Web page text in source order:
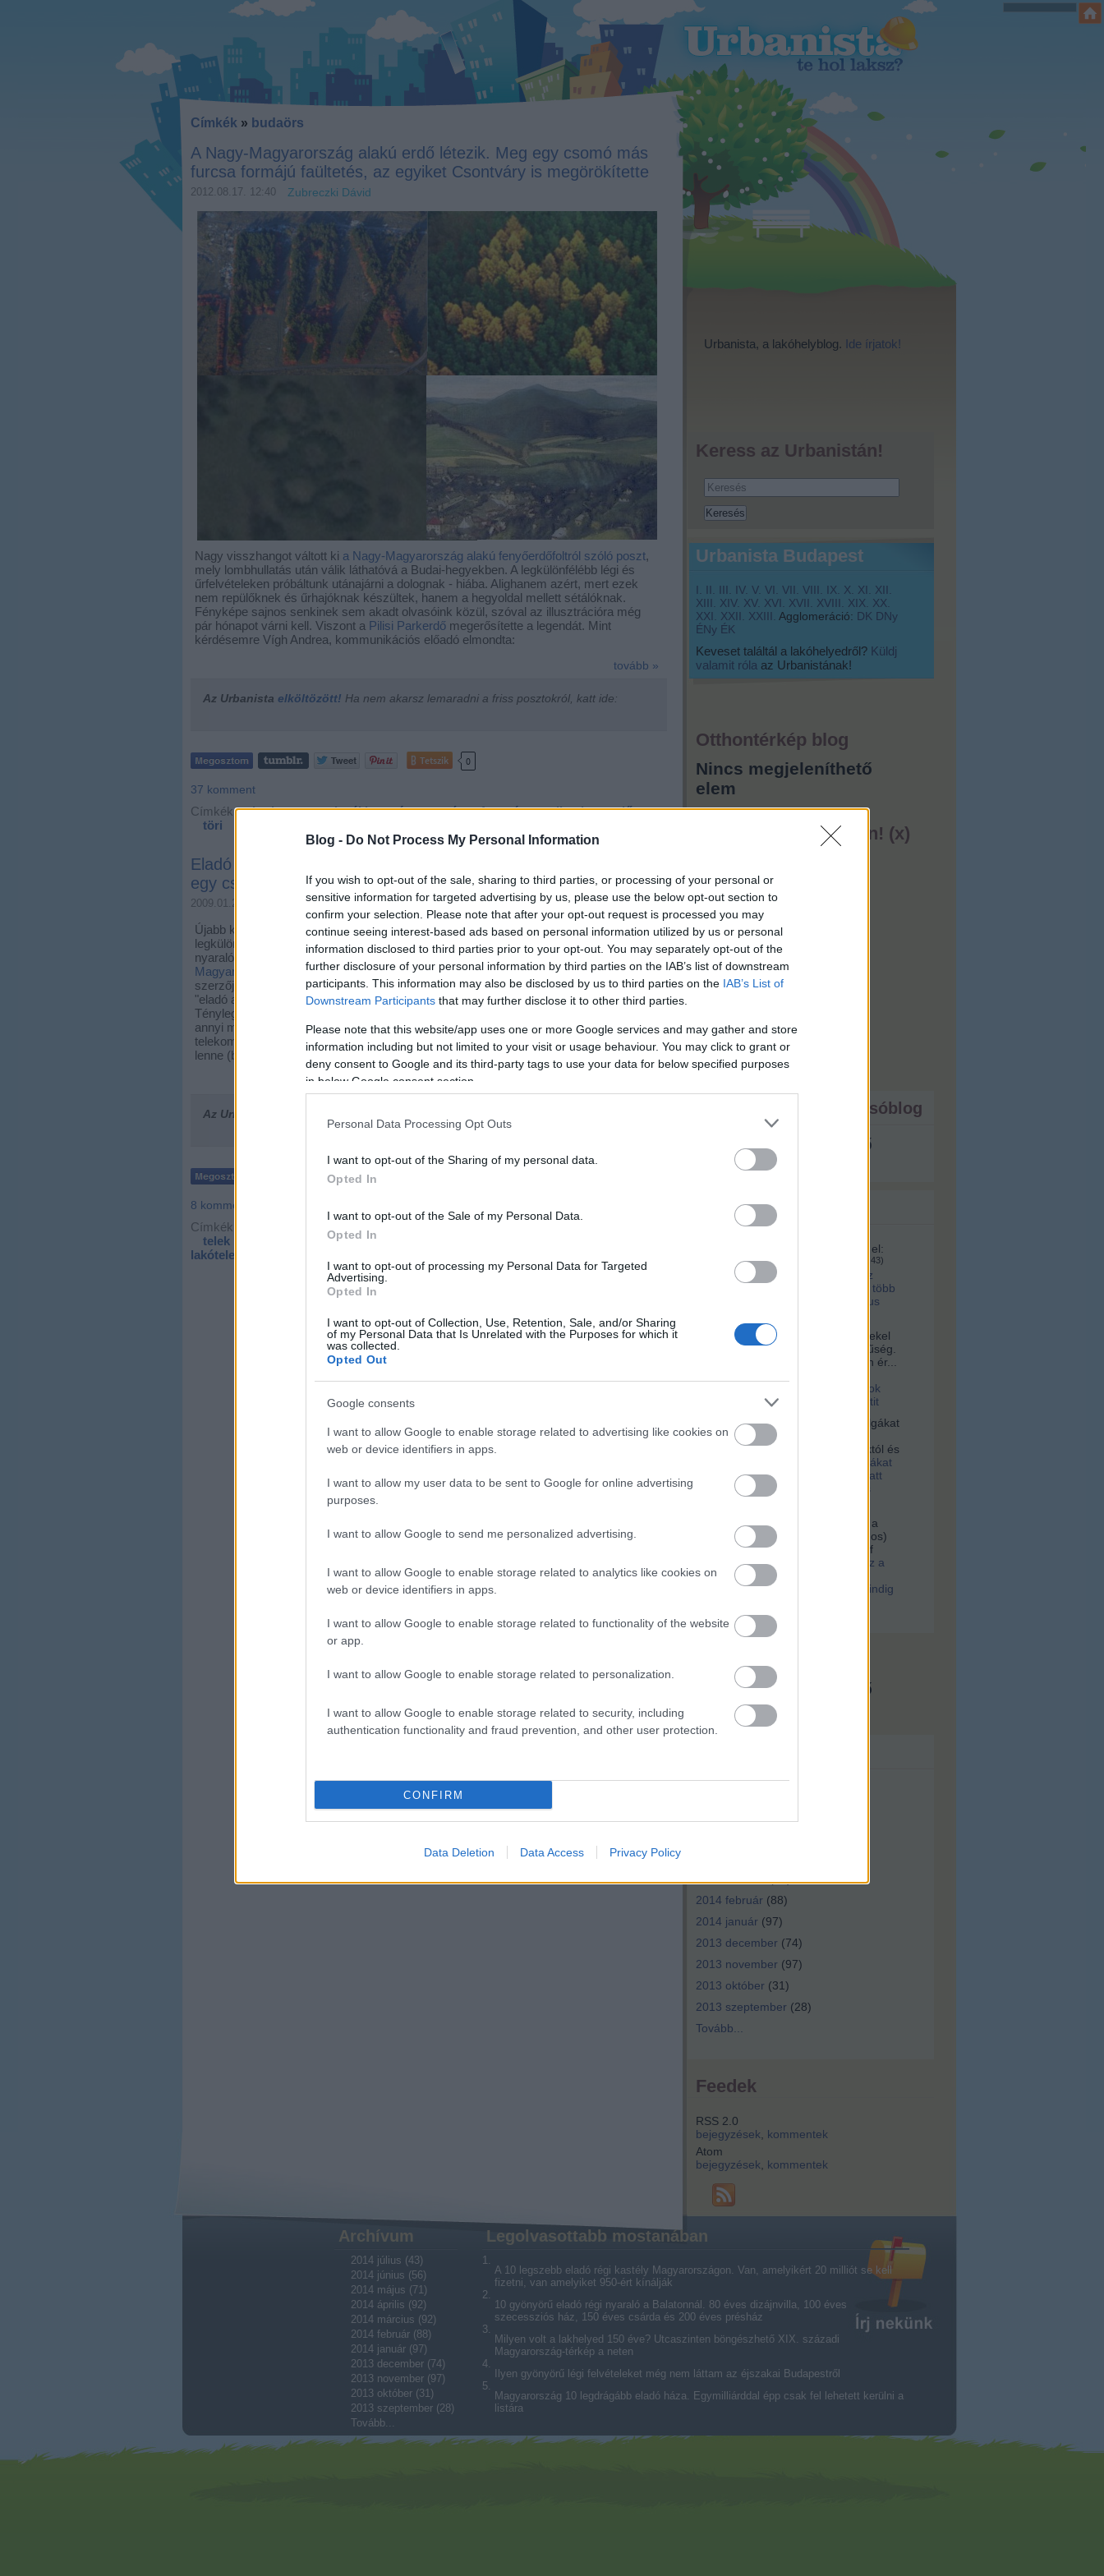
Blog - Do Not Process My Personal Information
If you wish to opt-out of the sale, sharing to third parties, or processing of your personal or
sensitive information for targeted advertising by us, please use the below opt-out section to
confirm your selection. Please note that after your opt-out request is processed you may
continue seeing interest-based ads based on personal information utilized by us or personal
information disclosed to third parties prior to your opt-out. You may separately opt-out of the
further disclosure of your personal information by third parties on the IAB’s list of downstream
participants. This information may also be disclosed by us to third parties on the IAB’s List of
Downstream Participants that may further disclose it to other third parties.
Please note that this website/app uses one or more Google services and may gather and store
information including but not limited to your visit or usage behaviour. You may click to grant or
deny consent to Google and its third-party tags to use your data for below specified purposes
in below Google consent section.
Personal Data Processing Opt Outs
I want to opt-out of the Sharing of my personal data.
Opted In
I want to opt-out of the Sale of my Personal Data.
Opted In
I want to opt-out of processing my Personal Data for Targeted
Advertising.
Opted In
I want to opt-out of Collection, Use, Retention, Sale, and/or Sharing
of my Personal Data that Is Unrelated with the Purposes for which it
was collected.
Opted Out
Google consents
I want to allow Google to enable storage related to advertising like cookies on
web or device identifiers in apps.
I want to allow my user data to be sent to Google for online advertising
purposes.
I want to allow Google to send me personalized advertising.
I want to allow Google to enable storage related to analytics like cookies on
web or device identifiers in apps.
I want to allow Google to enable storage related to functionality of the website
or app.
I want to allow Google to enable storage related to personalization.
I want to allow Google to enable storage related to security, including
authentication functionality and fraud prevention, and other user protection.
CONFIRM
Data Deletion Data Access Privacy Policy
Címkék » budaörs
A Nagy-Magyarország alakú erdő létezik. Meg egy csomó más
furcsa formájú faültetés, az egyiket Csontváry is megörökítette
2012.08.17. 12:40 Zubreczki Dávid
Nagy visszhangot váltott ki a Nagy-Magyarország alakú fenyőerdőfoltról szóló poszt,
mely lombhullatás után válik láthatóvá a Budai-hegyekben. A legkülönfélébb légi és
űrfelvételeken próbáltunk utánajárni a dolognak - hiába. Alighanem azért, mert ezek
nem repülőknek és űrhajóknak készültek, hanem a hegyoldal mellett sétálóknak.
Fényképe sajnos senkinek sem akadt olvasóink közül, szóval az illusztrációra még
pár hónapot várni kell. Viszont a Pilisi Parkerdő megerősítette a legendát. Mint
kérdésemre Vígh Andrea, kommunikációs előadó elmondta:
tovább »
Az Urbanista elköltözött! Ha nem akarsz lemaradni a friss posztokról, katt ide:
Tetszik 0
37 komment
Címkék: budapest szlovákia németország festmény olimpia
erdő
töri
Eladó a Matáv-központ a Szervita téren. Meg a Magyar Telekom
egy csomó más ingatlana
2009.01.20. 11:27 Zubreczki Dávid
Újabb kedvenc ingatlanhirdetési portálunk van, ahol a
legkülönbözőbb és legtutibb lakásokat, telkeket,
nyaralókat és irodaházakat találja az ember: ez a
Magyar Telekom
! A honlapotÁkos, aReakció
szerzője ajánlotta figyelmünkbe, hogy aszongya
"eladó a csúnya Telekom-ház a Szervita téren".
Tényleg az a legnagyobb durranás a kínálatban, bár
annyi minden más is van, mintha nem is
telekommunikációs, hanem telekkommunikációscég
lenne (bruhaha).
Az Urbanista
8 komment
Címkék: magyar telekom
telek
szervita tér
lakótelep
Urbanista, a lakóhelyblog. Ide írjatok!
Keress az Urbanistán!
Urbanista Budapest
I. II. III. IV. V. VI. VII. VIII. IX. X. XI.
XII.
XIII.
XIV. XV. XVI. XVII. XVIII. XIX.
XX.
XXI.
XXII. XXIII. Agglomeráció: DK DNy
ÉNy ÉK
Keveset találtál a lakóhelyedről? Küldj
valamit róla az Urbanistának!
Otthontérkép blog
Nincs megjeleníthető
elem
Hirdess lakást ingyen! (x)
Futurista - ezt írja a tesóblog
Nincs megjeleníthető
elem
Friss topikok
A videó ma itt érhető el:
nava.hu/id/1281070/
2025.02.04. 08:43)
Milyen lett volna a kettes metró az
eredeti tervek szerint? Hárommal több
megálló, na meg ugye ott a Márkus
kisemma:
Sziasztok! Nagyon érdekel
engem is az építészet és korszerűség.
Éppen valamelyik nap egy nagyon ér...
szentpétervári Müpáról. Ugyanazok
tervezik és építik, mint a budapestit
király vagyok:
A négerek rabszolgákat
nem befogták Afrikában, hanem
pénzért vették az ottani uralkodóktól és
Rabszolgákat
szöktettek, majd a szesztilalom alatt
italt mértek egy most feltárt, tiktos
Zoltán Hoffer:
Keresek egy fotót a
VIII. Ker.Gólya utca 38(Bókay János)
alatti kocsmáról, Scheuring József
Ilyen lesz a
zöld Nyugati. Különös párhuzam:
amerre a WestBalkan járt, arra mindig
Nincs megjeleníthető
elem
2014 február (88)
2014 január (97)
2013 december (74)
2013 november (97)
2013 október (31)
2013 szeptember (28)
Tovább
Feedek
RSS 2.0
bejegyzések
kommentek
Atom
bejegyzések
kommentek
Archívum
2014 július (43)
2014 június (56)
2014 május (71)
2014 április (92)
2014 március (92)
2014 február (88)
2014 január (97)
2013 december (74)
2013 november (97)
2013 október (31)
2013 szeptember (28)
Tovább...
Legolvasottabb mostanában
A 10 legszebb eladó régi kastély Magyarországon. Van, amelyikért 20 milliót se kell
fizetni, van amelyiket 950-ért kínálják
10 gyönyörű eladó régi nyaraló a Balatonnál. 80 éves dizájnvilla, 100 éves
szecessziós ház, 150 éves csárda és 200 éves présház
Milyen volt a lakhelyed 150 éve? Utcaszinten böngészhető XIX. századi
Magyarország-térkép a neten
Ilyen gyönyörű légi felvételeket még nem láttam az éjszakai Budapestről
Magyarország 10 legdrágább eladó háza. Egymilliárddal épp csak fel lehetett kerülni a
listára